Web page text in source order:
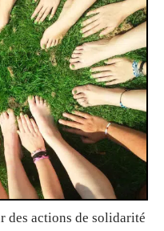
des actions de solidarité